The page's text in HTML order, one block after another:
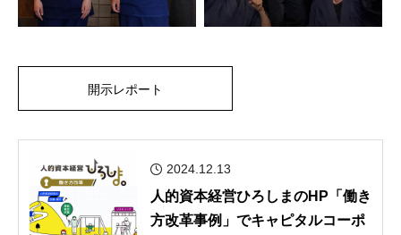
開示レポート
2024.12.13
人的資本経営ひろしまのHP「働き
方改革事例」でキャピタルコーポ